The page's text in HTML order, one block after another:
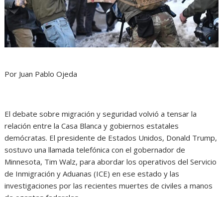
Por Juan Pablo Ojeda
El debate sobre migración y seguridad volvió a tensar la
relación entre la Casa Blanca y gobiernos estatales
demócratas. El presidente de Estados Unidos, Donald Trump,
sostuvo una llamada telefónica con el gobernador de
Minnesota, Tim Walz, para abordar los operativos del Servicio
de Inmigración y Aduanas (ICE) en ese estado y las
investigaciones por las recientes muertes de civiles a manos